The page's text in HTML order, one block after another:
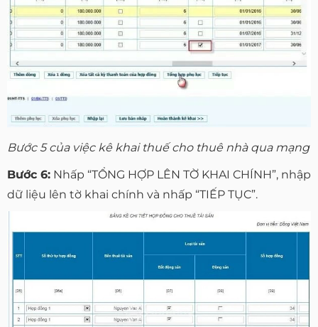
Bước 5 của việc kê khai thuế cho thuê nhà qua mạng
Bước 6: Nhấp “TỔNG HỢP LÊN TỜ KHAI CHÍNH”, nhập
dữ liệu lên tờ khai chính và nhấp “TIẾP TỤC”.